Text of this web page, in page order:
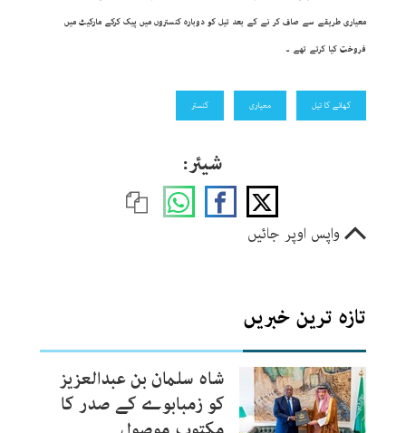
معیاری طریقے سے صاف کر نے کے بعد تیل کو دوبارہ کنستروں میں پیک کرکے مارکیٹ میں
فروخت کیا کرتے تھے ۔
کھانے کا تیل معیاری کنستر
شیئر:
واپس اوپر جائیں
تازہ ترین خبریں
شاہ سلمان بن عبدالعزیز
کو زمبابوے کے صدر کا